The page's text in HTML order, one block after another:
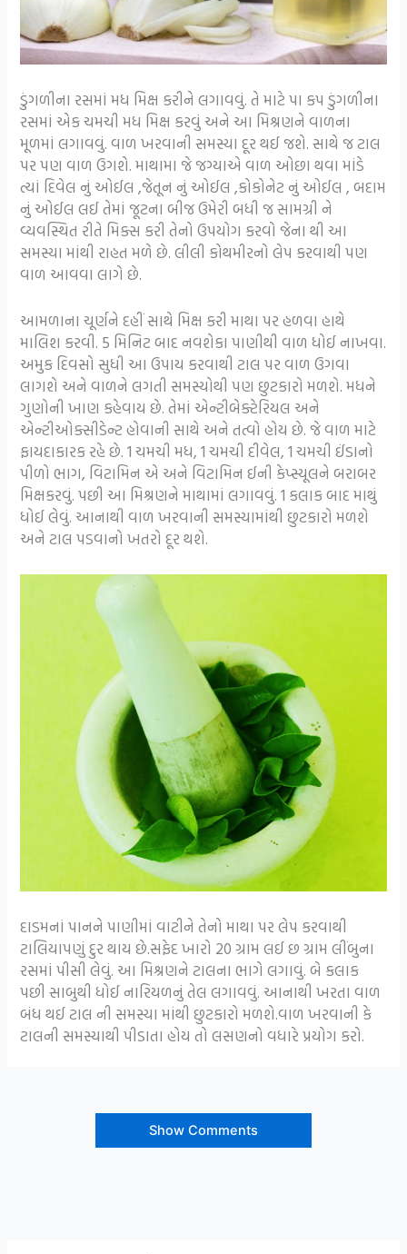
ડુંગળીના રસમાં મધ મિક્ષ કરીને લગાવવું. તે માટે પા કપ ડુંગળીના
રસમાં એક ચમચી મધ મિક્ષ કરવું અને આ મિશ્રણને વાળના
મૂળમાં લગાવવું. વાળ ખરવાની સમસ્યા દૂર થઈ જશે. સાથે જ ટાલ
પર પણ વાળ ઉગશે. માથામા જે જગ્યાએ વાળ ઓછા થવા માંડે
ત્યાં દિવેલ નું ઓઈલ ,જેતૂન નું ઓઈલ ,કોકોનેટ નું ઓઈલ , બદામ
નું ઓઈલ લઈ તેમાં જૂટના બીજ ઉમેરી બધી જ સામગ્રી ને
વ્યવસ્થિત રીતે મિક્સ કરી તેનો ઉપયોગ કરવો જેના થી આ
સમસ્યા માંથી રાહત મળે છે. લીલી કોથમીરનો લેપ કરવાથી પણ
વાળ આવવા લાગે છે.
આમળાના ચૂર્ણને દહીં સાથે મિક્ષ કરી માથા પર હળવા હાથે
માલિશ કરવી. 5 મિનિટ બાદ નવશેકા પાણીથી વાળ ધોઈ નાખવા.
અમુક દિવસો સુધી આ ઉપાય કરવાથી ટાલ પર વાળ ઉગવા
લાગશે અને વાળને લગતી સમસ્યોથી પણ છુટકારો મળશે. મધને
ગુણોની ખાણ કહેવાય છે. તેમાં એન્ટીબેક્ટેરિયલ અને
એન્ટીઓક્સીડેન્ટ હોવાની સાથે અને તત્વો હોય છે. જે વાળ માટે
ફાયદાકારક રહે છે. 1 ચમચી મધ, 1 ચમચી દીવેલ, 1 ચમચી ઈંડાનો
પીળો ભાગ, વિટામિન એ અને વિટામિન ઈની કેપ્સ્યૂલને બરાબર
મિક્ષકરવું. પછી આ મિશ્રણને માથામાં લગાવવું. 1 કલાક બાદ માથું
ધોઈ લેવું. આનાથી વાળ ખરવાની સમસ્યામાંથી છુટકારો મળશે
અને ટાલ પડવાનો ખતરો દૂર થશે.
દાડમનાં પાનને પાણીમાં વાટીને તેનો માથા પર લેપ કરવાથી
ટાલિયાપણું દુર થાય છે.સફેદ ખારો 20 ગ્રામ લઈ છ ગ્રામ લીંબુના
રસમાં પીસી લેવું. આ મિશ્રણને ટાલના ભાગે લગાવું. બે કલાક
પછી સાબુથી ધોઈ નારિયળનું તેલ લગાવવું. આનાથી ખરતા વાળ
બંધ થઈ ટાલ ની સમસ્યા માંથી છુટકારો મળશે.વાળ ખરવાની કે
ટાલની સમસ્યાથી પીડાતા હોય તો લસણનો વધારે પ્રયોગ કરો.
Show Comments